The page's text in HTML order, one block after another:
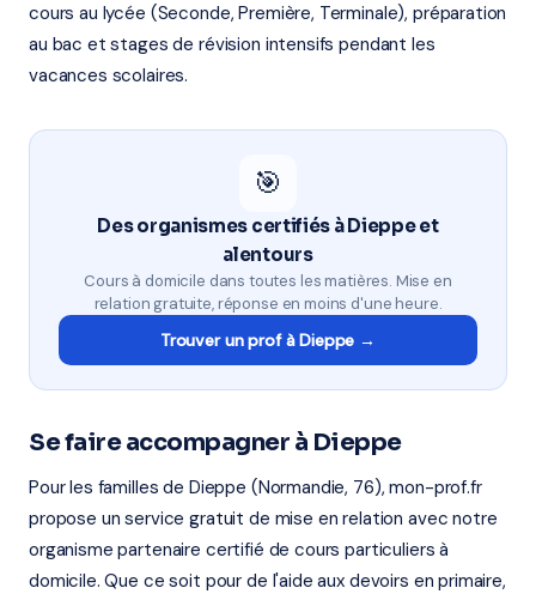
cours au lycée (Seconde, Première, Terminale), préparation
au bac et stages de révision intensifs pendant les
vacances scolaires.
🎯
Des organismes certifiés à Dieppe et
alentours
Cours à domicile dans toutes les matières. Mise en
relation gratuite, réponse en moins d'une heure.
Trouver un prof à Dieppe →
Se faire accompagner à Dieppe
Pour les familles de Dieppe (Normandie, 76), mon-prof.fr
propose un service gratuit de mise en relation avec notre
organisme partenaire certifié de cours particuliers à
domicile. Que ce soit pour de l'aide aux devoirs en primaire,